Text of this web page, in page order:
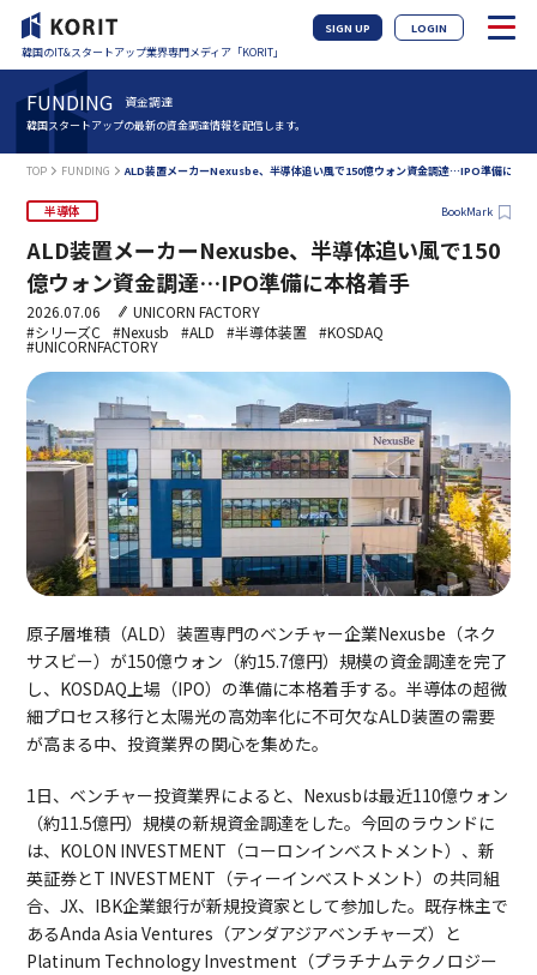
韓国のIT&スタートアップ業界専門メディア「KORIT」
SIGN UP LOGIN
FUNDING 資金調達
韓国スタートアップの最新の資金調達情報を配信します。
TOP FUNDING ALD装置メーカーNexusbe、半導体追い風で150億ウォン資金調達…IPO準備に本格
半導体 BookMark
ALD装置メーカーNexusbe、半導体追い風で150
億ウォン資金調達…IPO準備に本格着手
2026.07.06
UNICORN FACTORY
#シリーズC
#Nexusb #ALD #半導体装置 #KOSDAQ
#UNICORNFACTORY
原子層堆積（ALD）装置専門のベンチャー企業Nexusbe（ネク
サスビー）が150億ウォン（約15.7億円）規模の資金調達を完了
し、KOSDAQ上場（IPO）の準備に本格着手する。半導体の超微
細プロセス移行と太陽光の高効率化に不可欠なALD装置の需要
が高まる中、投資業界の関心を集めた。
1日、ベンチャー投資業界によると、Nexusbは最近110億ウォン
（約11.5億円）規模の新規資金調達をした。今回のラウンドに
は、KOLON INVESTMENT（コーロンインベストメント）、新
英証券とT INVESTMENT（ティーインベストメント）の共同組
合、JX、IBK企業銀行が新規投資家として参加した。既存株主で
あるAnda Asia Ventures（アンダアジアベンチャーズ）と
Platinum Technology Investment（プラチナムテクノロジー